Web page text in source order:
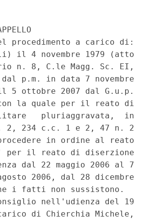
espresso in ordine
all'insostenibilita' dell'accusa in giudizio.
   In  tal  modo  si  compromette  la  possibilita'  che  il pubblico
ministero  chieda  ad un ulteriore giudice di esaminare le risultanze
processuali  nella  totalita'  del  loro  significato  e  della  loro
consistenza e si opera una non ragionevole discriminazione tra quanto
previsto  per  i  procedimenti che richiedono l'udienza preliminare e
quanto  previsto per i diversi procedimenti a citazione diretta, dove
la  domanda  di  giudizio  del  pubblico  ministero trova l'immediato
riscontro  della  fissazione  della  udienza  dibattimentale,  non e'
minimamente  esposta al rischio di essere prematuramente bloccata nei
suoi  atti di concreto e doveroso esercizio ed e' altresi' garantita,
nell'attuale  contesto  normativo  e grazie alle sentenze della Corte
costituzionale n. 26 e 320 del 2007, dalla possibilita' di un appello
avverso la decisione conclusiva del giudizio di primo grado.
   L'intera  sequenza  di rimedi impugnatori sopra indicata viene del
tutto  paralizzata  nel caso di procedimenti che richiedano l'udienza
preliminare; di quei procedimenti, cioe', che concernono i reati piu'
gravi  ed  in  relazione ai quali appare ancora di